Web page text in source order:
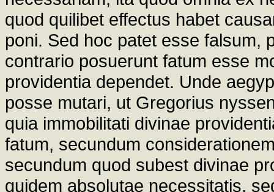
quod quilibet effectus habet
poni. Sed hoc patet esse falsum,
contrario posuerunt fatum esse
providentia dependet. Unde
posse mutari, ut Gregorius
quia immobilitati divinae
fatum, secundum
secundum quod subest divinae
quidem absolutae necessitatis,